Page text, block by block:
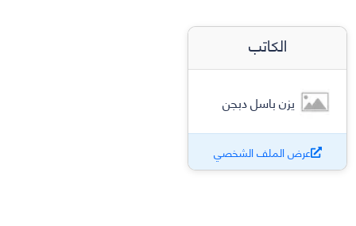
الكاتب
يزن باسل دبجن
عرض الملف الشخصي